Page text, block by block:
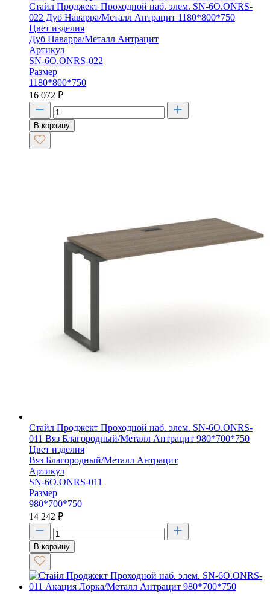
Стайл Проджект Проходной наб. элем. SN-6O.ONRS-
022 Дуб Наварра/Металл Антрацит 1180*800*750
Цвет изделия
Дуб Наварра/Металл Антрацит
Артикул
SN-6O.ONRS-022
Размер
1180*800*750
16 072 ₽
В корзину
Стайл Проджект Проходной наб. элем. SN-6O.ONRS-
011 Вяз Благородный/Металл Антрацит 980*700*750
Цвет изделия
Вяз Благородный/Металл Антрацит
Артикул
SN-6O.ONRS-011
Размер
980*700*750
14 242 ₽
В корзину